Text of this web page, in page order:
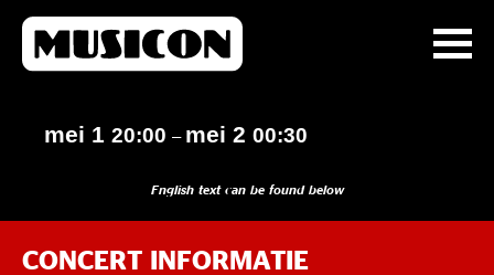
mei 1 20:00 – mei 2 00:30
English text can be found below
CONCERT INFORMATIE